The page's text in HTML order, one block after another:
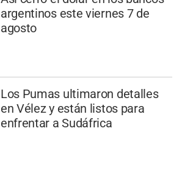
argentinos este viernes 7 de
agosto
Los Pumas ultimaron detalles
en Vélez y están listos para
enfrentar a Sudáfrica